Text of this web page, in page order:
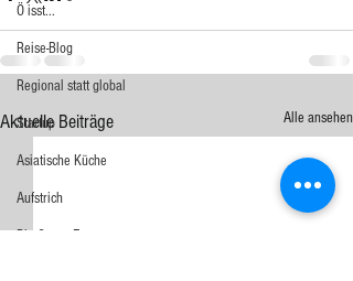
Ö isst...
Reise-Blog
Regional statt global
Startup
Asiatische Küche
Aufstrich
Big Green Egg
Aktuelle Beiträge Alle ansehen